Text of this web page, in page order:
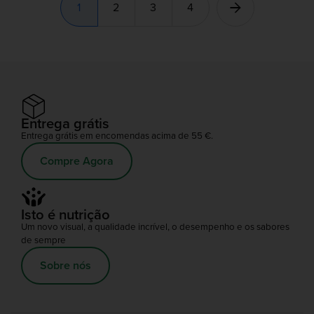
1 2 3 4
Entrega grátis
Entrega grátis em encomendas acima de 55 €.
Compre Agora
Isto é nutrição
Um novo visual, a qualidade incrível, o desempenho e os sabores
de sempre
Sobre nós